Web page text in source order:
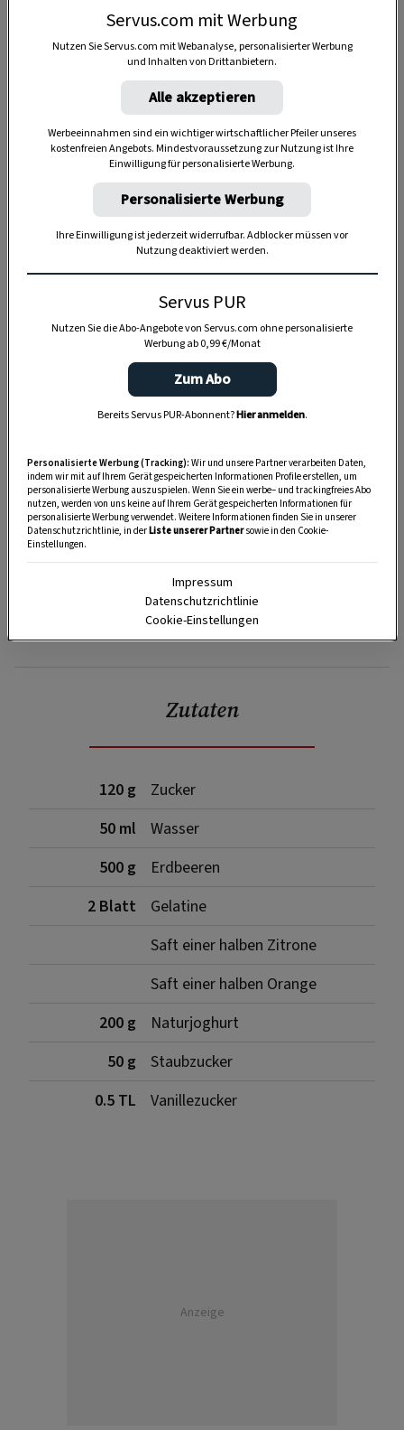
Anzeige
DRUCKEN
Zutaten
120 g
Zucker
50 ml
Wasser
500 g
Erdbeeren
2 Blatt
Gelatine
Saft einer halben Zitrone
Saft einer halben Orange
200 g
Naturjoghurt
50 g
Staubzucker
0.5 TL
Vanillezucker
Anzeige
Servus.com mit Werbung
Nutzen Sie Servus.com mit Webanalyse, personalisierter Werbung
und Inhalten von Drittanbietern.
Alle akzeptieren
Werbeeinnahmen sind ein wichtiger wirtschaftlicher Pfeiler unseres
kostenfreien Angebots. Mindestvoraussetzung zur Nutzung ist Ihre
Einwilligung für personalisierte Werbung.
Personalisierte Werbung
Ihre Einwilligung ist jederzeit widerrufbar. Adblocker müssen vor
Nutzung deaktiviert werden.
Servus PUR
Nutzen Sie die Abo-Angebote von Servus.com ohne personalisierte
Werbung ab 0,99 €/Monat
Zum Abo
Bereits Servus PUR-Abonnent?Hier anmelden.
Personalisierte Werbung (Tracking): Wir und unsere Partner verarbeiten Daten,
indem wir mit auf Ihrem Gerät gespeicherten Informationen Profile erstellen, um
personalisierte Werbung auszuspielen. Wenn Sie ein werbe– und trackingfreies Abo
nutzen, werden von uns keine auf Ihrem Gerät gespeicherten Informationen für
personalisierte Werbung verwendet. Weitere Informationen finden Sie in unserer
Datenschutzrichtlinie, in derListe unserer Partnersowie in den Cookie-
Einstellungen.
Impressum
Datenschutzrichtlinie
Cookie-Einstellungen